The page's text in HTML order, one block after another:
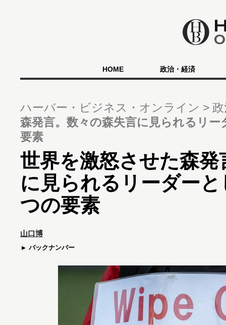
HOME 政治・経済
ハーバー・ビジネス・オンライン
森発言。数々の森失言に見られるリ
要素
世界を激怒させた森
に見られるリーダー
つの要素
山口博
バックナンバー